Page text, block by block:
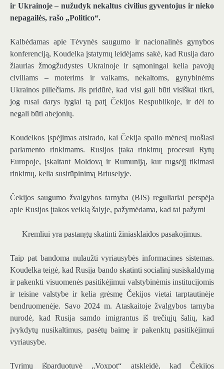
ir Ukrainoje – nužudyk nekaltus civilius gyventojus ir nieko
nepagailės, rašo „Politico“.
Kalbėdamas apie Tėvynės saugumo ir nacionalinės gynybos
konferenciją, Koudelka įstatymų leidėjams sakė, kad Rusija daro
žiaurias žmogžudystes Ukrainoje ir sąmoningai kelia pavojų
civiliams – moterims ir vaikams, nekaltoms, gynybinėms
Ukrainos piliečiams. Jis pridūrė, kad visi gali būti visiškai tikri,
jog rusai darys lygiai tą patį Čekijos Respublikoje, ir dėl to
negali būti abejonių.
Koudelkos įspėjimas atsirado, kai Čekija spalio mėnesį ruošiasi
parlamento rinkimams. Rusijos įtaka rinkimų procesui Rytų
Europoje, įskaitant Moldovą ir Rumuniją, kur rugsėjį tikimasi
rinkimų, kelia susirūpinimą Briuselyje.
Čekijos saugumo žvalgybos tarnyba (BIS) reguliariai perspėja
apie Rusijos įtakos veiklą šalyje, pažymėdama, kad tai pažymi
Kremliui yra pastangų skatinti žiniasklaidos pasakojimus.
Taip pat bandoma nulaužti vyriausybės informacines sistemas.
Koudelka teigė, kad Rusija bando skatinti socialinį susiskaldymą
ir pakenkti visuomenės pasitikėjimui valstybinėmis institucijomis
ir teisine valstybe ir kelia grėsmę Čekijos vietai tarptautinėje
bendruomenėje. Savo 2024 m. Ataskaitoje žvalgybos tarnyba
nurodė, kad Rusija samdo imigrantus iš trečiųjų šalių, kad
įvykdytų nusikaltimus, pasėtų baimę ir pakenktų pasitikėjimui
vyriausybe.
Tyrimų išparduotuvė „Voxpot“ atskleidė, kad Čekijos